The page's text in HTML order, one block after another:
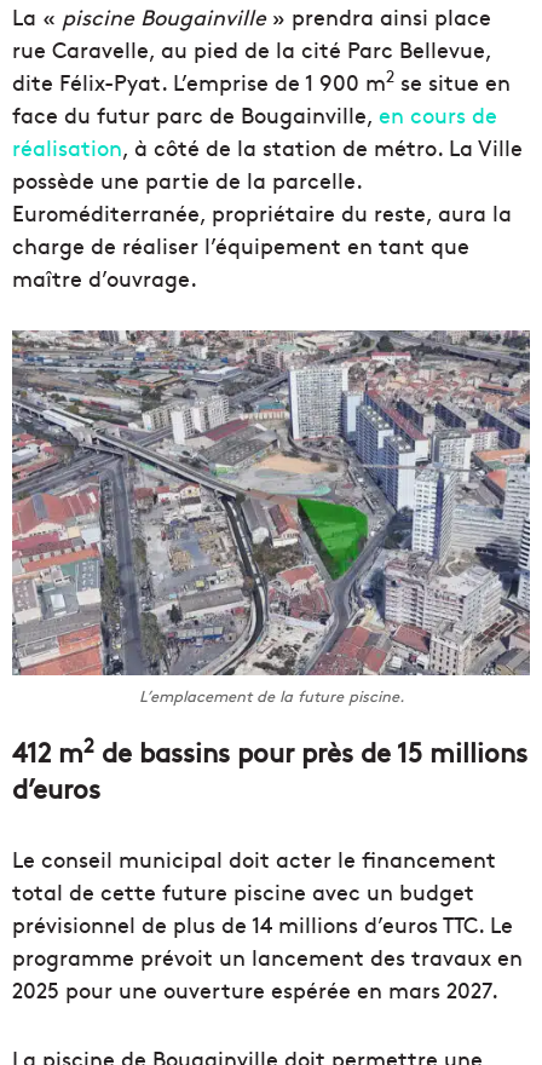
La « piscine Bougainville» prendra ainsi place
rue Caravelle, au pied de la cité Parc Bellevue,
dite Félix-Pyat. L’emprise de 1 900 m2 se situe en
face du futur parc de Bougainville, en cours de
réalisation, à côté de la station de métro. La Ville
possède une partie de la parcelle.
Euroméditerranée, propriétaire du reste, aura la
charge de réaliser l’équipement en tant que
maître d’ouvrage.
L’emplacement de la future piscine.
412 m2 de bassins pour près de 15 millions
d’euros
Le conseil municipal doit acter le financement
total de cette future piscine avec un budget
prévisionnel de plus de 14 millions d’euros TTC. Le
programme prévoit un lancement des travaux en
2025 pour une ouverture espérée en mars 2027.
La piscine de Bougainville doit permettre une